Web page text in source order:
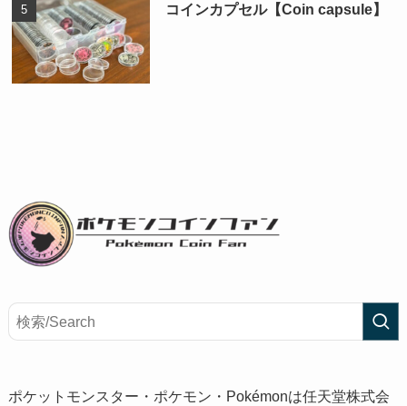
コインカプセル【Coin capsule】
ポケットモンスター・ポケモン・Pokémonは任天堂株式会